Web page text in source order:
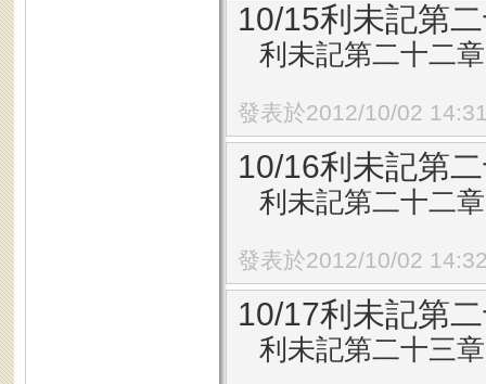
10/15利未記第
利未記第二十二
發表於2012/10/02
10/16利未記第
利未記第二十二
發表於2012/10/02
10/17利未記第
利未記第二十三